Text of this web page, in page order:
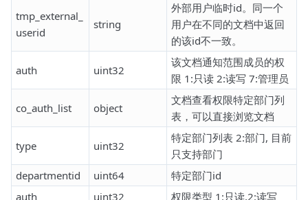
tmp_external_
userid
string
外部用户临时id。同一个
用户在不同的文档中返回
的该id不一致。
auth uint32
该文档通知范围成员的权
限 1:只读 2:读写 7:管理员
co_auth_list object
文档查看权限特定部门列
表，可以直接浏览文档
type uint32
特定部门列表 2:部门, 目前
只支持部门
departmentid
uint64
特定部门id
auth
uint32 权限类型 1:只读,2:读写